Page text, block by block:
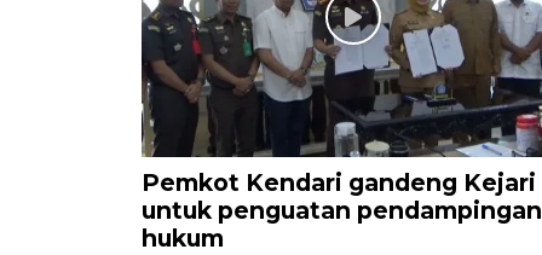
Pemkot Kendari gandeng Kejari
untuk penguatan pendampingan
hukum